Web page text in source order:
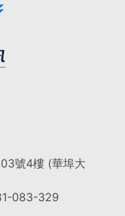
號4樓 (華埠大
083-329